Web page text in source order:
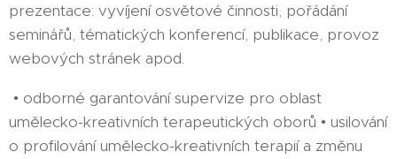
prezentace: vyvíjení osvětové činnosti, pořádání
seminářů, tématických konferencí, publikace, provoz
webových stránek apod.
• odborné garantování supervize pro oblast
umělecko-kreativních terapeutických oborů • usilování
o profilování umělecko-kreativních terapií a změnu